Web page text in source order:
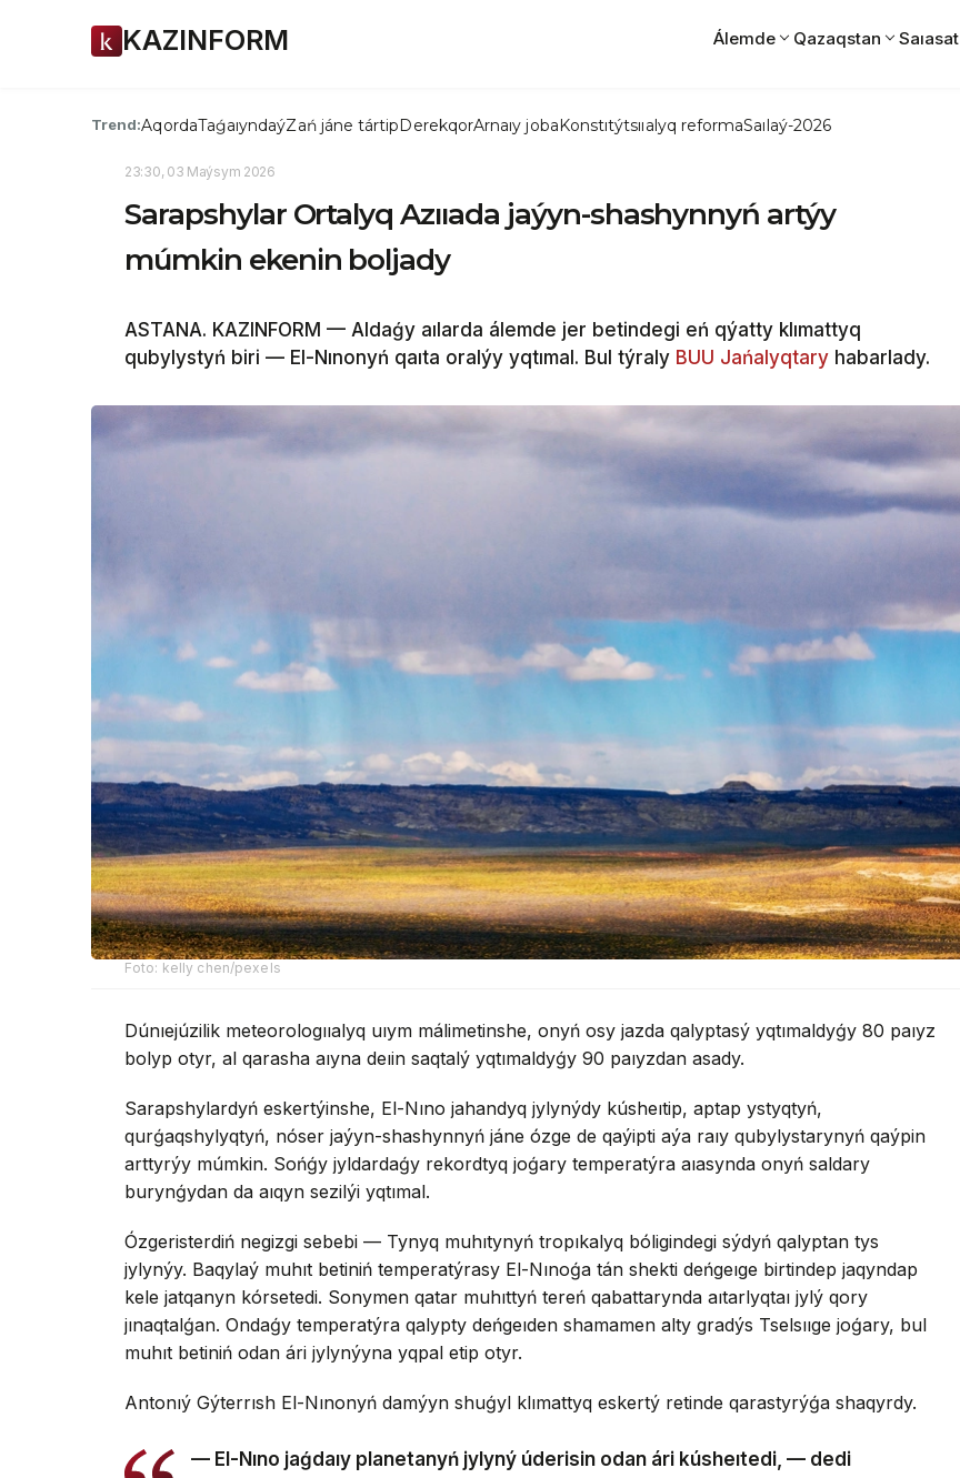
KAZINFORM Álemde Qazaqstan Saıasat
Trend:AqordaTaǵaıyndaýZań jáne tártipDerekqorArnaıy jobaKonstıtýtsııalyq reformaSaılaý-2026
23:30, 03 Maýsym 2026
Sarapshylar Ortalyq Azııada jaýyn-shashynnyń artýy
múmkin ekenin boljady
ASTANA. KAZINFORM — Aldaǵy aılarda álemde jer betindegi eń qýatty klımattyq
qubylystyń biri — El-Nınonyń qaıta oralýy yqtımal. Bul týraly BUU Jańalyqtary habarlady.
Foto: kelly chen/pexels
Dúnıejúzilik meteorologııalyq uıym málimetinshe, onyń osy jazda qalyptasý yqtımaldyǵy 80 paıyz
bolyp otyr, al qarasha aıyna deıin saqtalý yqtımaldyǵy 90 paıyzdan asady.
Sarapshylardyń eskertýinshe, El-Nıno jahandyq jylynýdy kúsheıtip, aptap ystyqtyń,
qurǵaqshylyqtyń, nóser jaýyn-shashynnyń jáne ózge de qaýipti aýa raıy qubylystarynyń qaýpin
arttyrýy múmkin. Sońǵy jyldardaǵy rekordtyq joǵary temperatýra aıasynda onyń saldary
burynǵydan da aıqyn sezilýi yqtımal.
Ózgeristerdiń negizgi sebebi — Tynyq muhıtynyń tropıkalyq bóligindegi sýdyń qalyptan tys
jylynýy. Baqylaý muhıt betiniń temperatýrasy El-Nınoǵa tán shekti deńgeıge birtindep jaqyndap
kele jatqanyn kórsetedi. Sonymen qatar muhıttyń tereń qabattarynda aıtarlyqtaı jylý qory
jınaqtalǵan. Ondaǵy temperatýra qalypty deńgeıden shamamen alty gradýs Tselsııge joǵary, bul
muhıt betiniń odan ári jylynýyna yqpal etip otyr.
Antonıý Gýterrısh El-Nınonyń damýyn shuǵyl klımattyq eskertý retinde qarastyrýǵa shaqyrdy.
— El-Nıno jaǵdaıy planetanyń jylyný úderisin odan ári kúsheıtedi, — dedi